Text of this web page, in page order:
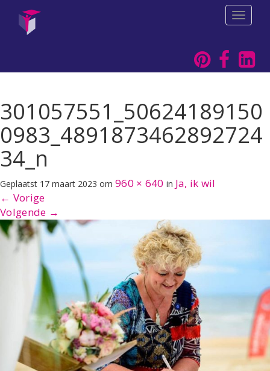
T
o
g
l
e
v
g
301057551_50624189150
0983_4891873462892724
34_n
Geplaatst 17 maart 2023 om 960 × 640 in Ja, ik wil
← Vorige
Volgende →